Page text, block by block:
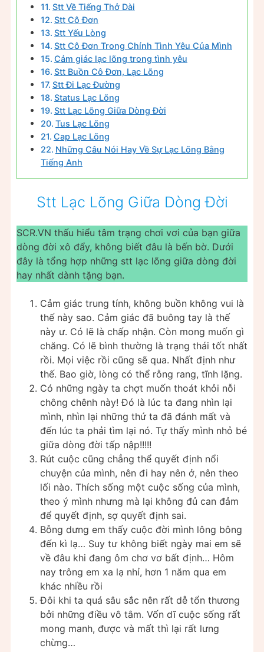
Stt Về Tiếng Thở Dài
Stt Cô Đơn
Stt Yếu Lòng
Stt Cô Đơn Trong Chính Tình Yêu Của Mình
Cảm giác lạc lõng trong tình yêu
Stt Buồn Cô Đơn, Lạc Lõng
Stt Đi Lạc Đường
Status Lạc Lõng
Stt Lạc Lõng Giữa Dòng Đời
Tus Lạc Lõng
Cap Lạc Lõng
Những Câu Nói Hay Về Sự Lạc Lõng Bằng
Tiếng Anh
Stt Lạc Lõng Giữa Dòng Đời
SCR.VN thấu hiểu tâm trạng chơi vơi của bạn giữa
dòng đời xô đẩy, không biết đâu là bến bờ. Dưới
đây là tổng hợp những stt lạc lõng giữa dòng đời
hay nhất dành tặng bạn.
Cảm giác trung tính, không buồn không vui là
thế này sao. Cảm giác đã buông tay là thế
này ư. Có lẽ là chấp nhận. Còn mong muốn gì
chăng. Có lẽ bình thường là trạng thái tốt nhất
rồi. Mọi việc rồi cũng sẽ qua. Nhất định như
thế. Bao giờ, lòng có thể rỗng rang, tĩnh lặng.
Có những ngày ta chợt muốn thoát khỏi nỗi
chông chênh này! Đó là lúc ta đang nhìn lại
mình, nhìn lại những thứ ta đã đánh mất và
đến lúc ta phải tìm lại nó. Tự thấy mình nhỏ bé
giữa dòng đời tấp nập!!!!!
Rút cuộc cũng chẳng thể quyết định nổi
chuyện của mình, nên đi hay nên ở, nên theo
lối nào. Thích sống một cuộc sống của mình,
theo ý mình nhưng mà lại không đủ can đảm
để quyết định, sợ quyết định sai.
Bỗng dưng em thấy cuộc đời mình lông bông
đến kì lạ… Suy tư không biết ngày mai em sẽ
về đâu khi đang ôm chơ vơ bất định… Hôm
nay trông em xa lạ nhỉ, hơn 1 năm qua em
khác nhiều rồi
Đôi khi ta quá sâu sắc nên rất dễ tổn thương
bởi những điều vô tâm. Vốn dĩ cuộc sống rất
mong manh, được và mất thì lại rất lưng
chừng…